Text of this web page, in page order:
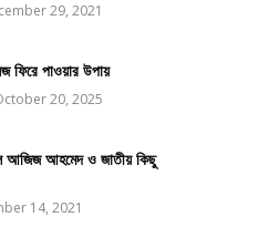
29, 2021
ফিরে পাওয়ার উপায়
20, 2025
আজিজ আহমেদ ও জাতীয় কিছু
14, 2021